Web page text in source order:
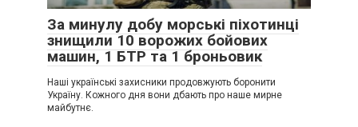
За минулу добу морські піхотинці
знищили 10 ворожих бойових
машин, 1 БТР та 1 броньовик
Наші українські захисники продовжують боронити
Україну. Кожного дня вони дбають про наше мирне
майбутнє.